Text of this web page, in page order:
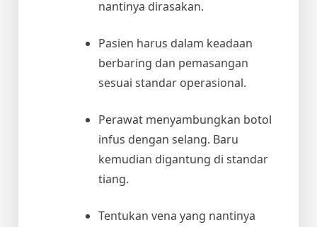
nantinya dirasakan.
Pasien harus dalam keadaan
berbaring dan pemasangan
sesuai standar operasional.
Perawat menyambungkan botol
infus dengan selang. Baru
kemudian digantung di standar
tiang.
Tentukan vena yang nantinya